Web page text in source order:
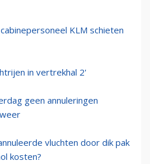
KLM schieten
in vertrekhal 2'
geen annuleringen
vluchten door dik pak
kosten?